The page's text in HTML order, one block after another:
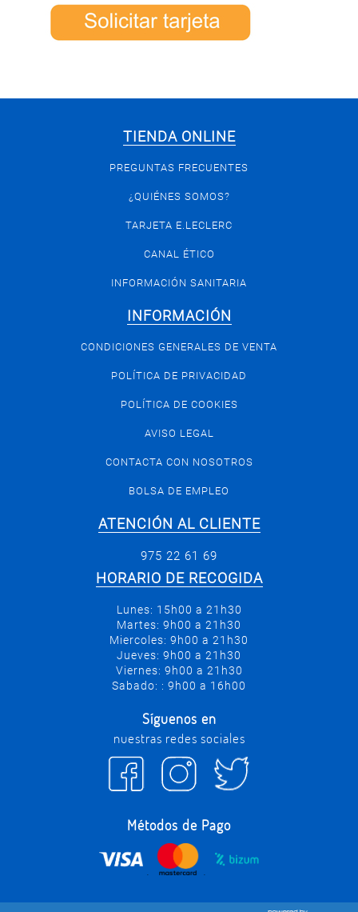
TIENDA ONLINE
PREGUNTAS FRECUENTES
¿QUIÉNES SOMOS?
TARJETA E.LECLERC
CANAL ÉTICO
INFORMACIÓN SANITARIA
INFORMACIÓN
CONDICIONES GENERALES DE VENTA
POLÍTICA DE PRIVACIDAD
POLÍTICA DE COOKIES
AVISO LEGAL
CONTACTA CON NOSOTROS
BOLSA DE EMPLEO
ATENCIÓN AL CLIENTE
975 22 61 69
HORARIO DE RECOGIDA
Lunes: 15h00 a 21h30
Martes: 9h00 a 21h30
Miercoles: 9h00 a 21h30
Jueves: 9h00 a 21h30
Viernes: 9h00 a 21h30
Sabado: : 9h00 a 16h00
Síguenos en
nuestras redes sociales
Métodos de Pago
. .